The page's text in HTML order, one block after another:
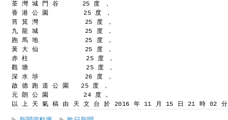
荃 灣 城 門 谷      25 度 ，
香 港 公 園         25 度 ，
筲 箕 灣            25 度 ，
九 龍 城            25 度 ，
跑 馬 地            25 度 ，
黃 大 仙            25 度 ，
赤 柱               25 度 ，
觀 塘               25 度 ，
深 水 埗            26 度 ，
啟 德 跑 道 公 園   25 度 ，
元 朗 公 園         24 度 。
以 上 天 氣 稿 由 天 文 台 於 2016 年 11 月 15 日 21 時 02